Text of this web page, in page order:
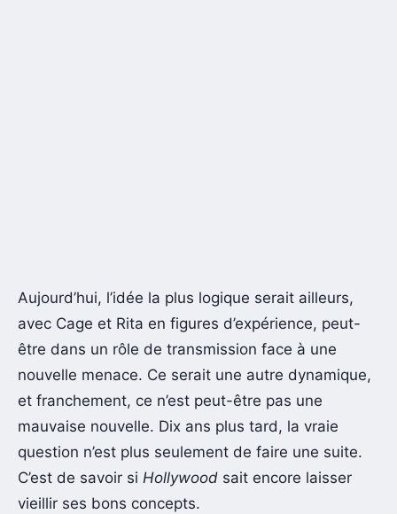
Aujourd’hui, l’idée la plus logique serait ailleurs,
avec Cage et Rita en figures d’expérience, peut-
être dans un rôle de transmission face à une
nouvelle menace. Ce serait une autre dynamique,
et franchement, ce n’est peut-être pas une
mauvaise nouvelle. Dix ans plus tard, la vraie
question n’est plus seulement de faire une suite.
C’est de savoir si Hollywood sait encore laisser
vieillir ses bons concepts.